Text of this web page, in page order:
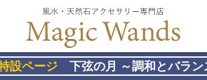
設ページ 下弦の月 ～調和とバラン